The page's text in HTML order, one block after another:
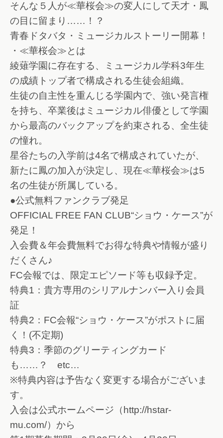
そんな５人が≪華桜会≫の変人にして天才・鳳
の目に留まり……！？
青春ドタバタ・ミュージカルストーリー開幕！
・≪華桜会≫とは
綾薙学園に存在する、ミュージカル学科3年生
の成績トップ者で構成される生徒会組織。
生徒の自主性を重んじる学園内で、強い発言権
を持ち、卒業後はミュージカル俳優として学園
から最高のバックアップを約束される、全生徒
の憧れ。
星谷たちの入学前は4名で構成されていたが、
新たに鳳の加入が決定し、現在≪華桜会≫は5
名の生徒が所属している。
●公式無料ファンクラブ発足
OFFICIAL FREE FAN CLUB“ショウ・ケース”が
発足！
入会費＆年会費無料でお得な特典や情報が盛り
だくさん♪
FC会報では、限定エピソード等も収録予定。
特典1：貴方専用のシリアルナンバー入り会員
証
特典2：FC会報“ショウ・ケース”がポストに届
く！(不定期)
特典3：季節のグリーティングカード
も……？ etc…
※特典内容は予告なく変更する場合がございま
す。
入会は公式ホームページ（http://hstar-
mu.com/）から